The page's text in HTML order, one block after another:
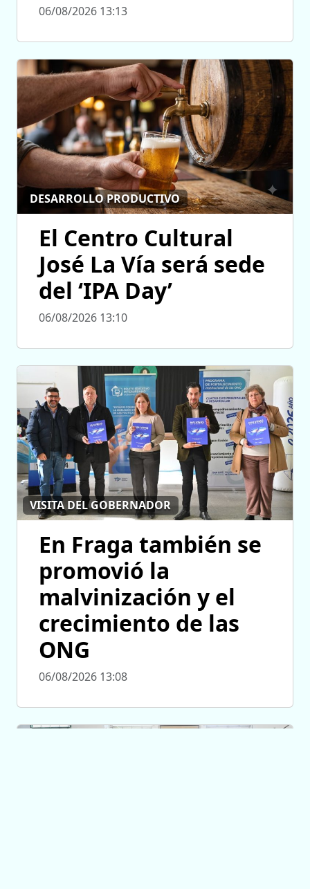
06/08/2026 13:13
DESARROLLO PRODUCTIVO
El Centro Cultural
José La Vía será sede
del ‘IPA Day’
06/08/2026 13:10
VISITA DEL GOBERNADOR
En Fraga también se
promovió la
malvinización y el
crecimiento de las
ONG
06/08/2026 13:08